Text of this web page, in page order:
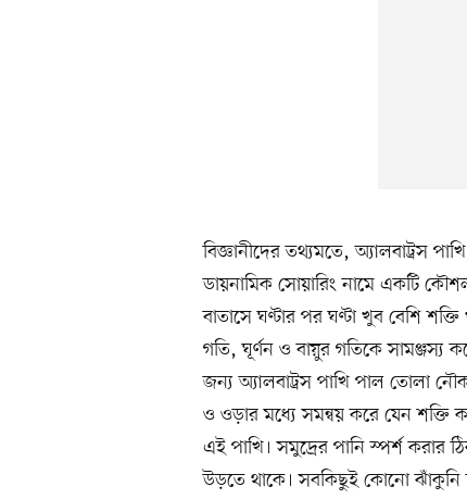
বিজ্ঞানীদের তথ্যমতে, অ্যালবাট্রস
ডায়নামিক সোয়ারিং নামে একটি
বাতাসে ঘণ্টার পর ঘণ্টা খুব বেশি
গতি, ঘূর্ণন ও বায়ুর গতিকে সামঞ্জস্য
জন্য অ্যালবাট্রস পাখি পাল তোলা
ও ওড়ার মধ্যে সমন্বয় করে যেন শক্তি
এই পাখি। সমুদ্রের পানি স্পর্শ করার
উড়তে থাকে। সবকিছুই কোনো ঝাঁকুনি